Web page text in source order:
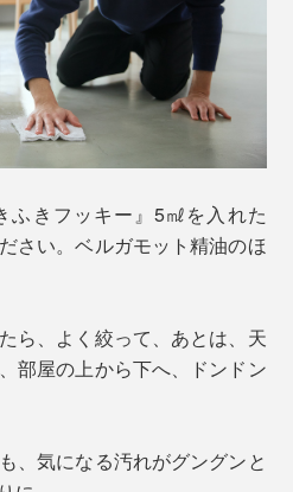
ふきフッキー』5㎖を入れた
さい。ベルガモット精油のほ
ら、よく絞って、あとは、天
部屋の上から下へ、ドンドン
、気になる汚れがグングンと